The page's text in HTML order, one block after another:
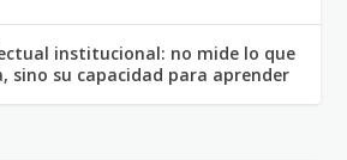
institucional: no mide lo que
sino su capacidad para aprender